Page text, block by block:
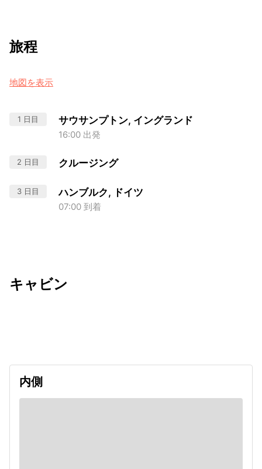
旅程
地図を表示
1 日目 サウサンプトン, イングランド
16:00 出発
2 日目 クルージング
3 日目 ハンブルク, ドイツ
07:00 到着
キャビン
内側